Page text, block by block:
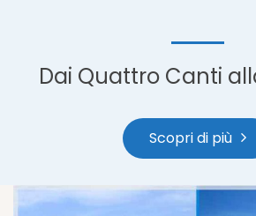
Dai Quattro Canti
Scopri di più